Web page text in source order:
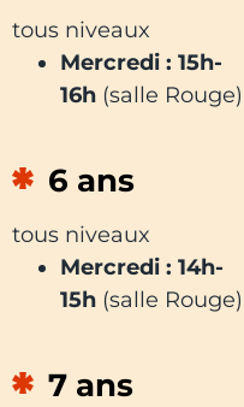
tous niveaux
Mercredi : 15h-
16h (salle Rouge)
6 ans
tous niveaux
Mercredi : 14h-
15h (salle Rouge)
7 ans